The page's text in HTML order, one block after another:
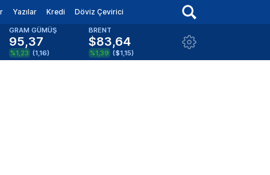
Yazılar Kredi Döviz Çevirici
GRAM GÜMÜŞ
95,37
%1,23 (1,16)
BRENT
$83,64
%1,39 ($1,15)